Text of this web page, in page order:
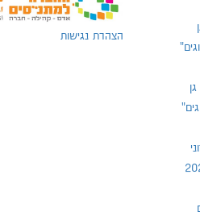
הצהרת נגישות